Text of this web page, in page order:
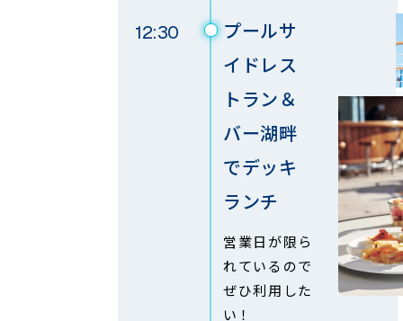
12:30
プールサ
イドレス
トラン＆
バー湖畔
でデッキ
ランチ
営業日が限ら
れているので
ぜひ利用した
い！